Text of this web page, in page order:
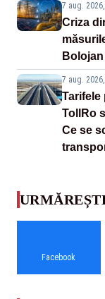
7 aug.
Criza
Bolojan
7 aug. 2026,
Tarifele
TollRo
Ce se
Facebook